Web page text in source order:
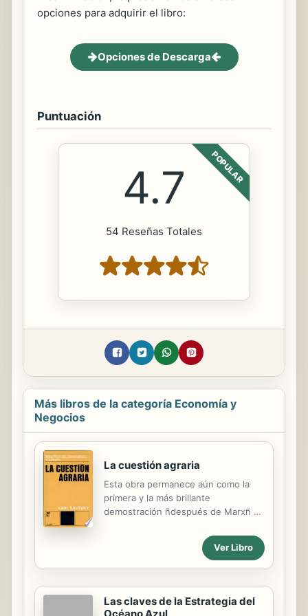
opciones para adquirir el libro:
Opciones de Descarga
Puntuación
POPULAR
4.7
54 Reseñas Totales
Más libros de la categoría Economía y
Negocios
La cuestión agraria
Esta obra permanece aún como la
primera y la más brillante
demostración ñdespués de Marxñ de
por sí misma los elementos que ne
cesita para llegar al socialismo, es
decir que íla industria somete a la
ley del desarrollo agrarioî. íY en esto
Ver Libro
Las claves de la Estrategia del
Océano Azul